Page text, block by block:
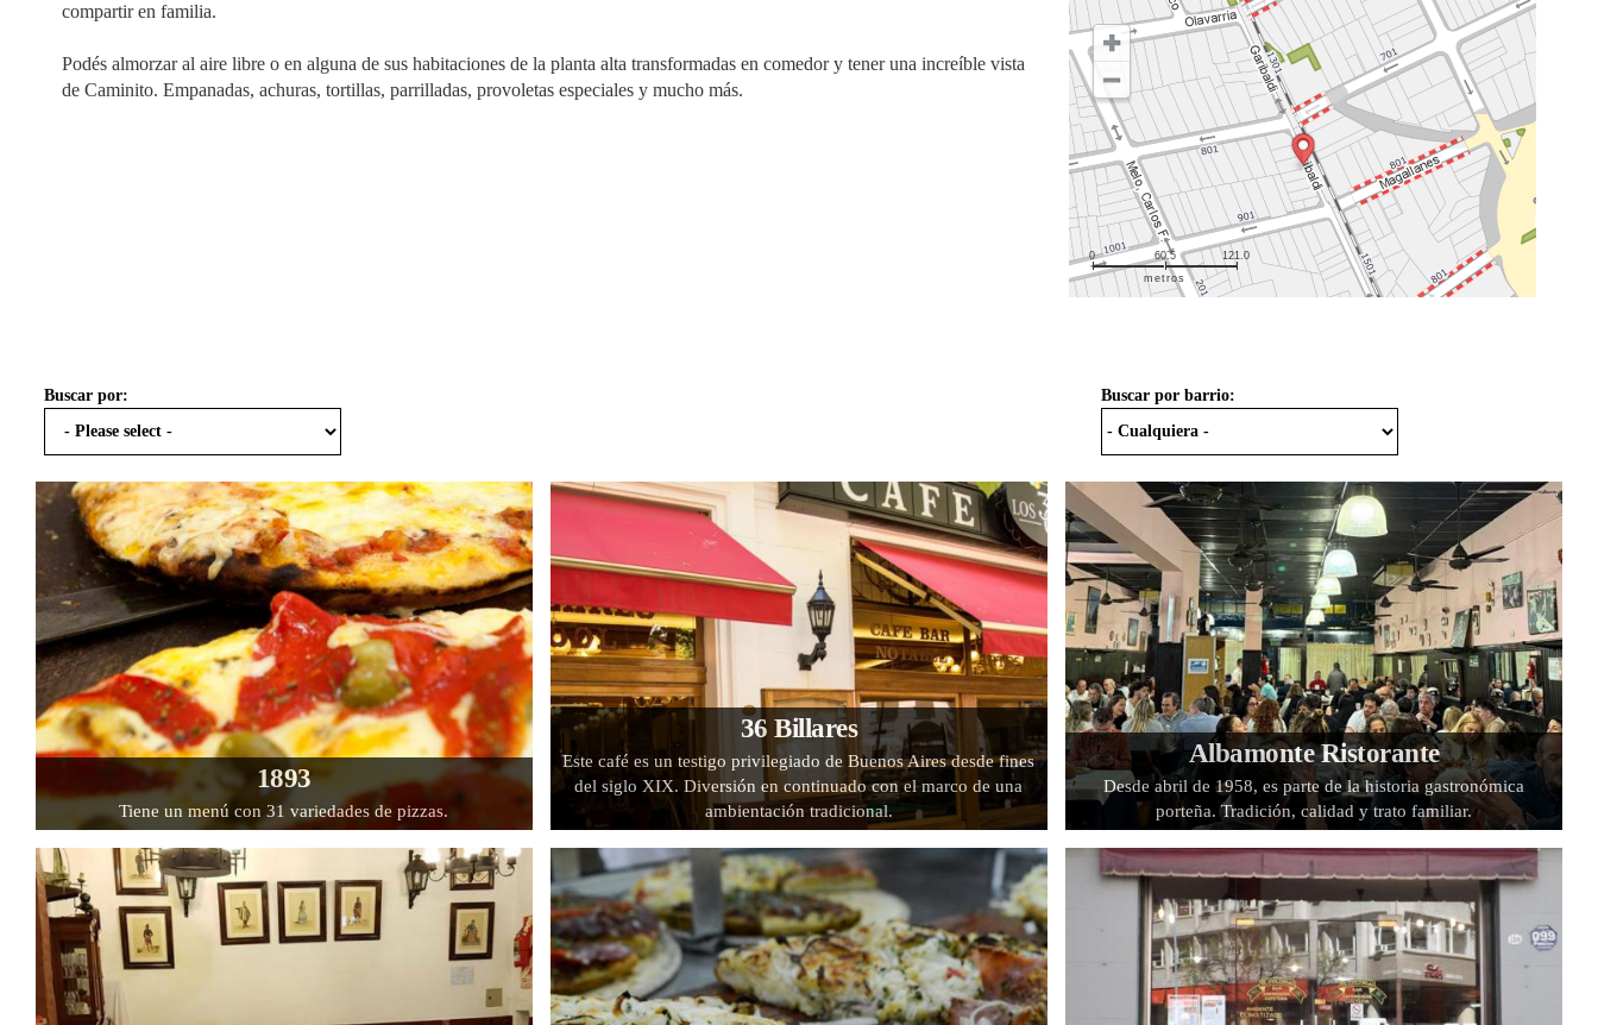
compartir en familia.
Podés almorzar al aire libre o en alguna de sus habitaciones de la planta alta transformadas en comedor y tener una increíble vista
de Caminito. Empanadas, achuras, tortillas, parrilladas, provoletas especiales y mucho más.
metros
0 60.5 121.0
Buscar por barrio:
Buscar por:
1893
Tiene un menú con 31 variedades de pizzas.
36 Billares
Este café es un testigo privilegiado de Buenos Aires desde fines
del siglo XIX. Diversión en continuado con el marco de una
ambientación tradicional.
Albamonte Ristorante
Desde abril de 1958, es parte de la historia gastronómica
porteña. Tradición, calidad y trato familiar.